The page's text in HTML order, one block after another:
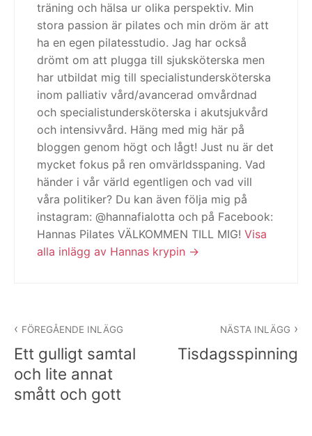
träning och hälsa ur olika perspektiv. Min
stora passion är pilates och min dröm är att
ha en egen pilatesstudio. Jag har också
drömt om att plugga till sjuksköterska men
har utbildat mig till specialistundersköterska
inom palliativ vård/avancerad omvårdnad
och specialistundersköterska i akutsjukvård
och intensivvård. Häng med mig här på
bloggen genom högt och lågt! Just nu är det
mycket fokus på ren omvärldsspaning. Vad
händer i vår värld egentligen och vad vill
våra politiker? Du kan även följa mig på
instagram: @hannafialotta och på Facebook:
Hannas Pilates VÄLKOMMEN TILL MIG! Visa
alla inlägg av Hannas krypin
FÖREGÅENDE INLÄGG
Ett gulligt samtal
och lite annat
smått och gott
NÄSTA INLÄGG
Tisdagsspinning